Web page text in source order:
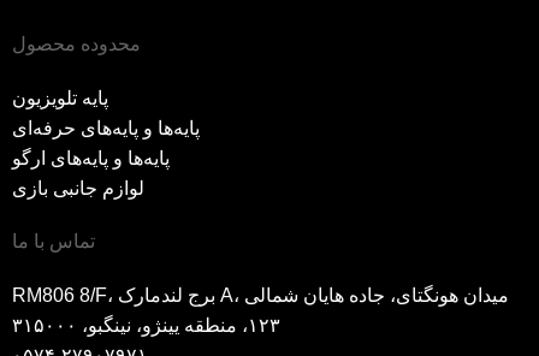
محدوده محصول
پایه تلویزیون
پایه‌ها و پایه‌های حرفه‌ای
پایه‌ها و پایه‌های ارگو
لوازم جانبی بازی
تماس با ما
RM806 8/F، برج لندمارک A، میدان هونگتای، جاده هایان شمالی
۱۲۳، منطقه یینژو، نینگبو، ۳۱۵۰۰۰